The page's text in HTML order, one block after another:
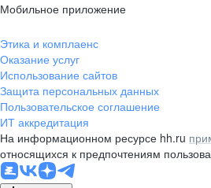
Мобильное приложение
Этика и комплаенс
Оказание услуг
Использование сайтов
Защита персональных данных
Пользовательское соглашение
ИТ аккредитация
На информационном ресурсе hh.ru
относящихся к предпочтениям